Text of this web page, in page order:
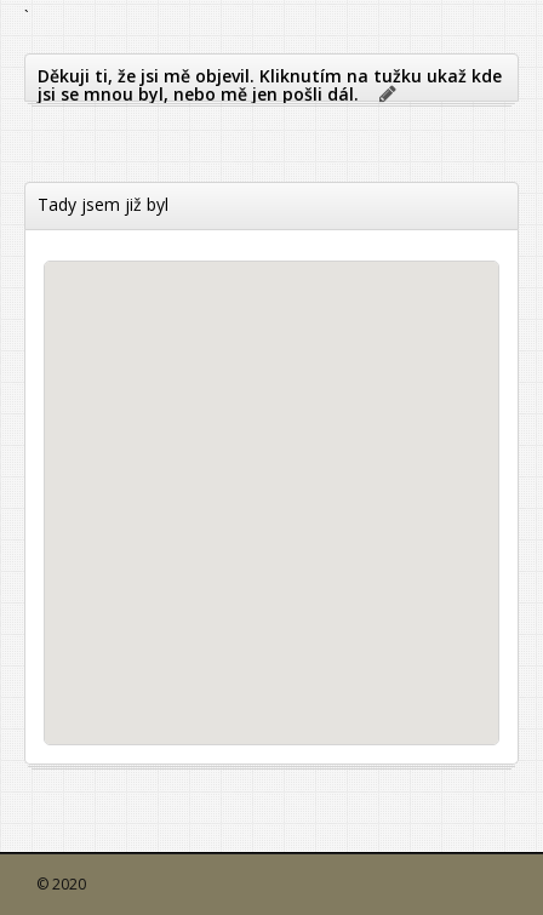
`
Děkuji ti, že jsi mě objevil. Kliknutím na tužku ukaž kde
jsi se mnou byl, nebo mě jen pošli dál.
Tady jsem již byl
© 2020